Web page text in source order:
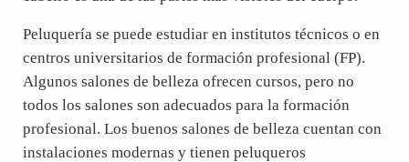
Peluquería se puede estudiar en institutos técnicos o en
centros universitarios de formación profesional (FP).
Algunos salones de belleza ofrecen cursos, pero no
todos los salones son adecuados para la formación
profesional. Los buenos salones de belleza cuentan con
instalaciones modernas y tienen peluqueros